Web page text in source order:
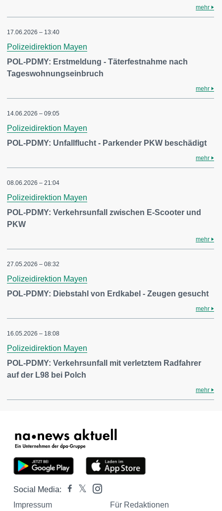
mehr
17.06.2026 – 13:40
Polizeidirektion Mayen
POL-PDMY: Erstmeldung - Täterfestnahme nach
Tageswohnungseinbruch
mehr
14.06.2026 – 09:05
Polizeidirektion Mayen
POL-PDMY: Unfallflucht - Parkender PKW beschädigt
mehr
08.06.2026 – 21:04
Polizeidirektion Mayen
POL-PDMY: Verkehrsunfall zwischen E-Scooter und
PKW
mehr
27.05.2026 – 08:32
Polizeidirektion Mayen
POL-PDMY: Diebstahl von Erdkabel - Zeugen gesucht
mehr
16.05.2026 – 18:08
Polizeidirektion Mayen
POL-PDMY: Verkehrsunfall mit verletztem Radfahrer
auf der L98 bei Polch
mehr
Social Media:
Impressum
Für Redaktionen